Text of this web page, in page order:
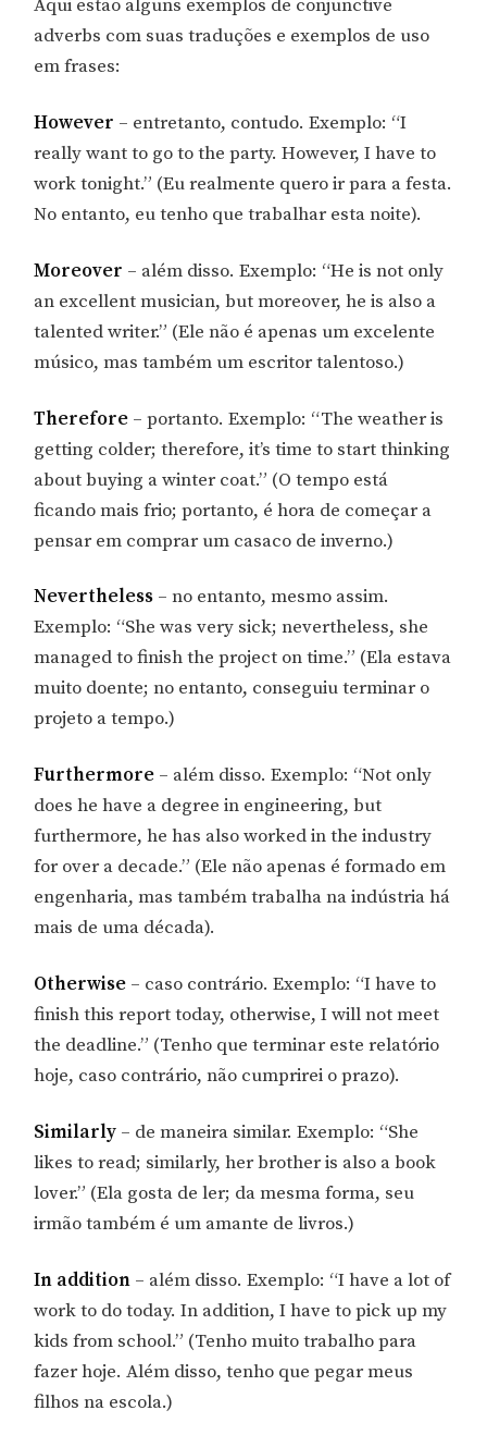
Aqui estão alguns exemplos de conjunctive
adverbs com suas traduções e exemplos de uso
em frases:
However – entretanto, contudo. Exemplo: “I
really want to go to the party. However, I have to
work tonight.” (Eu realmente quero ir para a festa.
No entanto, eu tenho que trabalhar esta noite).
Moreover – além disso. Exemplo: “He is not only
an excellent musician, but moreover, he is also a
talented writer.” (Ele não é apenas um excelente
músico, mas também um escritor talentoso.)
Therefore – portanto. Exemplo: “The weather is
getting colder; therefore, it’s time to start thinking
about buying a winter coat.” (O tempo está
ficando mais frio; portanto, é hora de começar a
pensar em comprar um casaco de inverno.)
Nevertheless – no entanto, mesmo assim.
Exemplo: “She was very sick; nevertheless, she
managed to finish the project on time.” (Ela estava
muito doente; no entanto, conseguiu terminar o
projeto a tempo.)
Furthermore – além disso. Exemplo: “Not only
does he have a degree in engineering, but
furthermore, he has also worked in the industry
for over a decade.” (Ele não apenas é formado em
engenharia, mas também trabalha na indústria há
mais de uma década).
Otherwise – caso contrário. Exemplo: “I have to
finish this report today, otherwise, I will not meet
the deadline.” (Tenho que terminar este relatório
hoje, caso contrário, não cumprirei o prazo).
Similarly – de maneira similar. Exemplo: “She
likes to read; similarly, her brother is also a book
lover.” (Ela gosta de ler; da mesma forma, seu
irmão também é um amante de livros.)
In addition – além disso. Exemplo: “I have a lot of
work to do today. In addition, I have to pick up my
kids from school.” (Tenho muito trabalho para
fazer hoje. Além disso, tenho que pegar meus
filhos na escola.)